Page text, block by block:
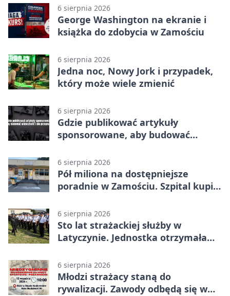
6 sierpnia 2026
George Washington na ekranie i
książka do zdobycia w Zamościu
6 sierpnia 2026
Jedna noc, Nowy Jork i przypadek,
który może wiele zmienić
6 sierpnia 2026
Gdzie publikować artykuły
sponsorowane, aby budować
6 sierpnia 2026
Pół miliona na dostępniejsze
poradnie w Zamościu. Szpital kupi
6 sierpnia 2026
Sto lat strażackiej służby w
Latyczynie. Jednostka otrzymała
6 sierpnia 2026
Młodzi strażacy staną do
rywalizacji. Zawody odbędą się w